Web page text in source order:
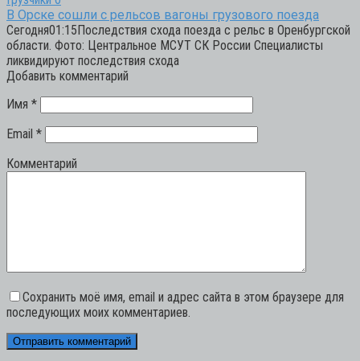
В Орске сошли с рельсов вагоны грузового поезда
Сегодня01:15Последствия схода поезда с рельс в Оренбургской
области. Фото: Центральное МСУТ СК России Специалисты
ликвидируют последствия схода
Добавить комментарий
Имя *
Email *
Комментарий
Сохранить моё имя, email и адрес сайта в этом браузере для
последующих моих комментариев.